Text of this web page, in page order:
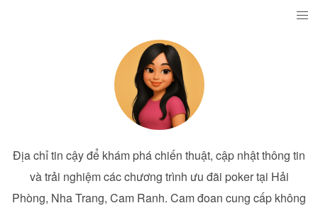
Địa chỉ tin cậy để khám phá chiến thuật, cập nhật thông tin
và trải nghiệm các chương trình ưu đãi poker tại Hải
Phòng, Nha Trang, Cam Ranh. Cam đoan cung cấp không